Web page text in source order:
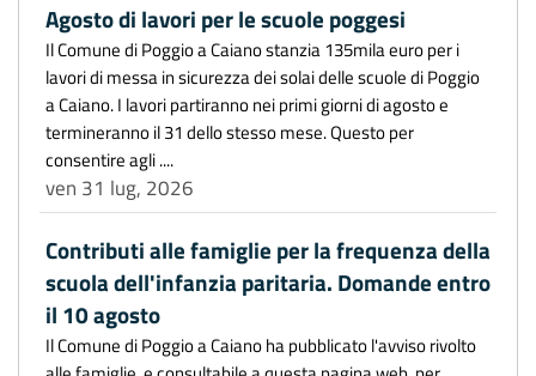
Agosto di lavori per le scuole poggesi
Il Comune di Poggio a Caiano stanzia 135mila euro per i
lavori di messa in sicurezza dei solai delle scuole di Poggio
a Caiano. I lavori partiranno nei primi giorni di agosto e
termineranno il 31 dello stesso mese. Questo per
consentire agli ....
ven 31 lug, 2026
Contributi alle famiglie per la frequenza della
scuola dell'infanzia paritaria. Domande entro
il 10 agosto
Il Comune di Poggio a Caiano ha pubblicato l'avviso rivolto